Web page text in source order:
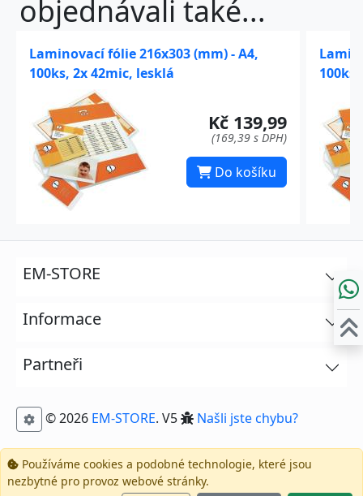
objednávali také...
Laminovací fólie 216x303 (mm) - A4,
100ks, 2x 42mic, lesklá
Kč 139,99
(169,39 s DPH)
Do košíku
EM-STORE
Informace
Partneři
© 2026 EM-STORE. V5 Našli jste chybu?
Používáme cookies a podobné technologie, které jsou
nezbytné pro provoz webové stránky.